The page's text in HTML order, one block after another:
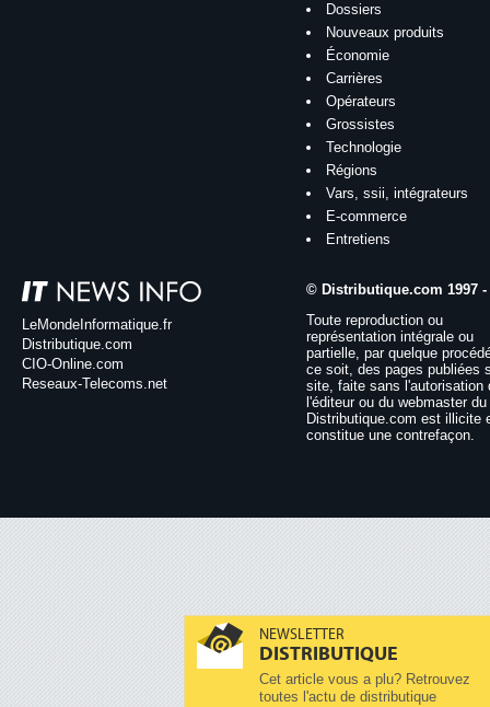
NEWSLETTER
DISTRIBUTIQUE
Cet article vous a plu? Retrouvez
toutes l'actu de distributique
Dossiers
Nouveaux produits
Économie
Carrières
Opérateurs
Grossistes
Technologie
Régions
Vars, ssii, intégrateurs
E-commerce
Entretiens
LeMondeInformatique.fr
Distributique.com
CIO-Online.com
Reseaux-Telecoms.net
© Distributique.com 1997 -
Toute reproduction ou
représentation intégrale ou
partielle, par quelque
ce soit, des pages publiées
site, faite sans l'autorisation
l'éditeur ou du webmaster
Distributique.com est illicite
constitue une contrefaçon.